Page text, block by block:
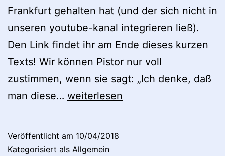
Frankfurt gehalten hat (und der sich nicht in
unseren youtube-kanal integrieren ließ).
Den Link findet ihr am Ende dieses kurzen
Texts! Wir können Pistor nur voll
zustimmen, wenn sie sagt: „Ich denke, daß
man diese… Law
–
weiterlesen
Veröffentlicht am 10/04/2018
Kategorisiert als Allgemein